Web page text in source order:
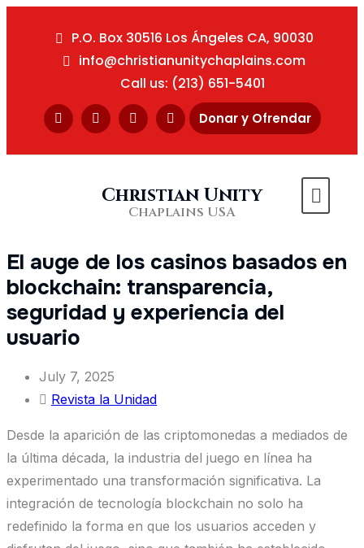
P.O. Box 30516 Los Ángeles CA, 90030
info@christianunitychaplains.com
Call us: (213) 651-5401
Donar y Ofrendar
Christian Unity
Chaplains USA
El auge de los casinos basados en
blockchain: transparencia,
seguridad y experiencia del
usuario
July 7, 2025
Revista la Unidad
Desde la aparición de las criptomonedas a mediados de
la última década, la industria del juego en línea ha
experimentado una transformación significativa. La
integración de tecnología blockchain no solo ha
redefinido la forma en que los usuarios acceden y